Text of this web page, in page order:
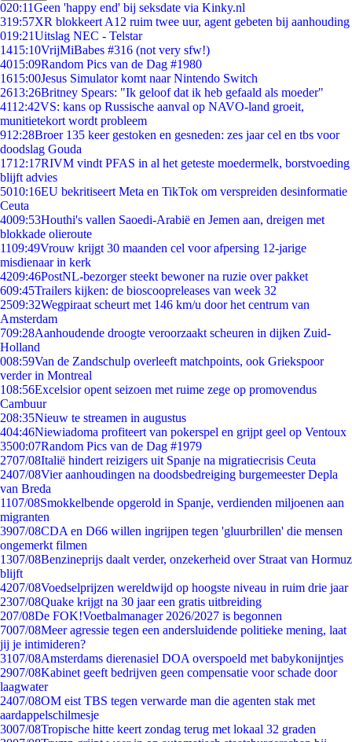
020:11Geen 'happy end' bij seksdate via Kinky.nl
319:57XR blokkeert A12 ruim twee uur, agent gebeten bij aanhouding
019:21Uitslag NEC - Telstar
1415:10VrijMiBabes #316 (not very sfw!)
4015:09Random Pics van de Dag #1980
1615:00Jesus Simulator komt naar Nintendo Switch
2613:26Britney Spears: "Ik geloof dat ik heb gefaald als moeder"
4112:42VS: kans op Russische aanval op NAVO-land groeit,
munitietekort wordt probleem
912:28Broer 135 keer gestoken en gesneden: zes jaar cel en tbs voor
doodslag Gouda
1712:17RIVM vindt PFAS in al het geteste moedermelk, borstvoeding
blijft advies
5010:16EU bekritiseert Meta en TikTok om verspreiden desinformatie
Ceuta
4009:53Houthi's vallen Saoedi-Arabië en Jemen aan, dreigen met
blokkade olieroute
1109:49Vrouw krijgt 30 maanden cel voor afpersing 12-jarige
misdienaar in kerk
4209:46PostNL-bezorger steekt bewoner na ruzie over pakket
609:45Trailers kijken: de bioscoopreleases van week 32
2509:32Wegpiraat scheurt met 146 km/u door het centrum van
Amsterdam
709:28Aanhoudende droogte veroorzaakt scheuren in dijken Zuid-
Holland
008:59Van de Zandschulp overleeft matchpoints, ook Griekspoor
verder in Montreal
108:56Excelsior opent seizoen met ruime zege op promovendus
Cambuur
208:35Nieuw te streamen in augustus
404:46Niewiadoma profiteert van pokerspel en grijpt geel op Ventoux
3500:07Random Pics van de Dag #1979
2707/08Italië hindert reizigers uit Spanje na migratiecrisis Ceuta
2407/08Vier aanhoudingen na doodsbedreiging burgemeester Depla
van Breda
1107/08Smokkelbende opgerold in Spanje, verdienden miljoenen aan
migranten
3907/08CDA en D66 willen ingrijpen tegen 'gluurbrillen' die mensen
ongemerkt filmen
1307/08Benzineprijs daalt verder, onzekerheid over Straat van Hormuz
blijft
4207/08Voedselprijzen wereldwijd op hoogste niveau in ruim drie jaar
2307/08Quake krijgt na 30 jaar een gratis uitbreiding
207/08De FOK!Voetbalmanager 2026/2027 is begonnen
7007/08Meer agressie tegen een andersluidende politieke mening, laat
jij je intimideren?
3107/08Amsterdams dierenasiel DOA overspoeld met babykonijntjes
2907/08Kabinet geeft bedrijven geen compensatie voor schade door
laagwater
2407/08OM eist TBS tegen verwarde man die agenten stak met
aardappelschilmesje
3007/08Tropische hitte keert zondag terug met lokaal 32 graden